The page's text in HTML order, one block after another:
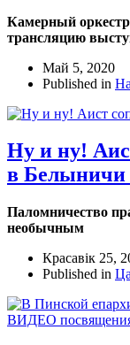
Камерный
трансляцию
Май 5, 2020
Published in
Ну и ну!
в Белыничи
Паломничество
необычным
Красавік 25,
Published in